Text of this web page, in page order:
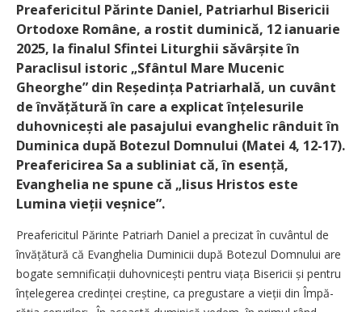
Preafericitul Părinte Daniel, Patriarhul Bisericii
Ortodoxe Române, a rostit duminică, 12 ianuarie
2025, la finalul Sfintei Liturghii săvârșite în
Paraclisul istoric „Sfântul Mare Mucenic
Gheorghe” din Reședința Patriarhală, un cuvânt
de învățătură în care a explicat înțelesurile
duhovnicești ale pasajului evanghelic rânduit în
Duminica după Botezul Domnului (Matei 4, 12-17).
Preafericirea Sa a subliniat că, în esență,
Evanghelia ne spune că „Iisus Hristos este
Lumina vieții veșnice”.
Preafericitul Părinte Patriarh Daniel a precizat în cuvântul de
învățătură că Evanghelia Duminicii după Botezul Domnului are
bogate semnificații duhovni­cești pentru viața Bisericii și pentru
înțelegerea credinței creș­tine, ca pregustare a vieții din Împă­